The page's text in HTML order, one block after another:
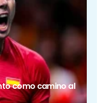
como camino al